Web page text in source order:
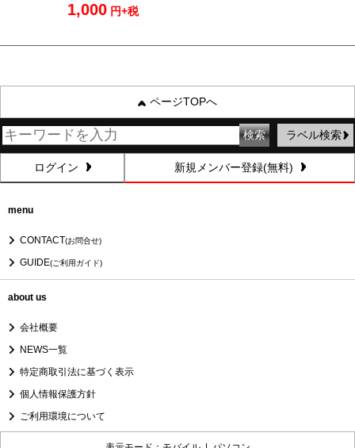
1,000 円+税
ページTOPへ
ラベル検索
ログイン 新規メンバー登録(無料)
menu
CONTACT(お問合せ)
GUIDE(ご利用ガイド)
about us
会社概要
NEWS一覧
特定商取引法に基づく表示
個人情報保護方針
ご利用環境について